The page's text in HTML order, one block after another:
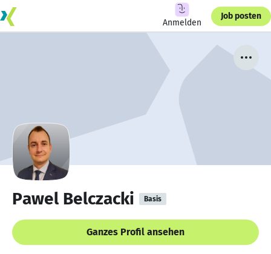
Anmelden
Job posten
Pawel Belczacki Basis
Ganzes Profil ansehen